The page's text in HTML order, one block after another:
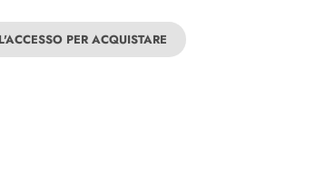
PER ACQUISTARE